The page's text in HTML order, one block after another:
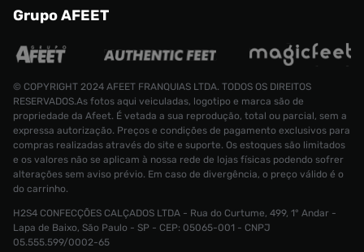
Grupo AFEET
© COPYRIGHT 2024 AFEET FRANQUIAS LTDA. TODOS OS DIREITOS
RESERVADOS.As fotos aqui veiculadas, logotipo e marca são de
propriedade da Afeet. É vetada a sua reprodução, total ou parcial, sem a
expressa autorização. Preços e condições de pagamento exclusivos para
compras realizadas através do site e suporte. Os estoques são limitados
e os valores não se aplicam à nossa rede de lojas físicas podendo sofrer
alterações sem aviso prévio. Em caso de divergência, o preço válido é o
do carrinho.
H2S4 CONFECÇÕES CALÇADOS LTDA - Rua do Curtume, 499, 1° Andar -
Lapa de Baixo, São Paulo - SP - CEP: 05065-001 - CNPJ
05.555.599/0002-65